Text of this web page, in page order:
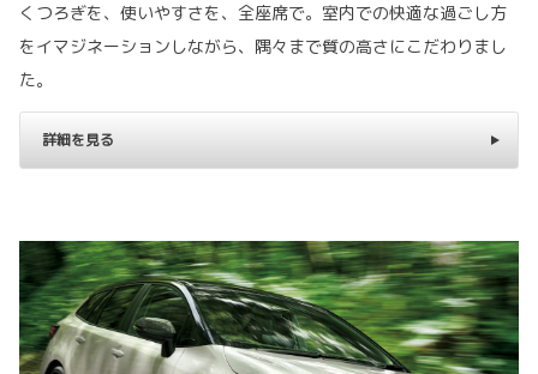
くつろぎを、使いやすさを、全座席で。室内での快適な過ごし方
をイマジネーションしながら、隅々まで質の高さにこだわりまし
た。
詳細を見る